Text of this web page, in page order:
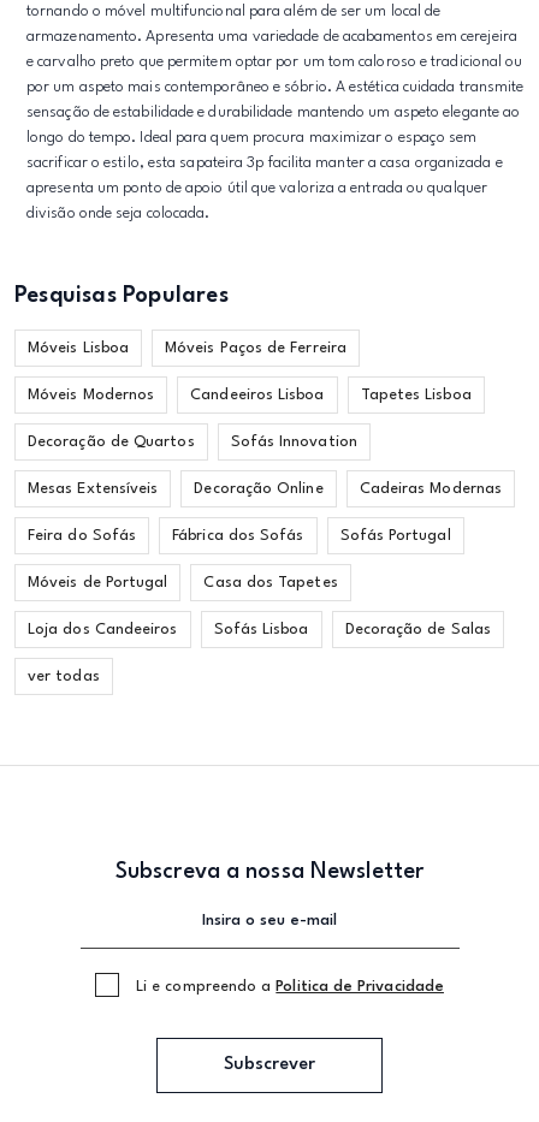
tornando o móvel multifuncional para além de ser um local de
armazenamento. Apresenta uma variedade de acabamentos em cerejeira
e carvalho preto que permitem optar por um tom caloroso e tradicional ou
por um aspeto mais contemporâneo e sóbrio. A estética cuidada transmite
sensação de estabilidade e durabilidade mantendo um aspeto elegante ao
longo do tempo. Ideal para quem procura maximizar o espaço sem
sacrificar o estilo, esta sapateira 3p facilita manter a casa organizada e
apresenta um ponto de apoio útil que valoriza a entrada ou qualquer
divisão onde seja colocada.
Pesquisas Populares
Móveis Lisboa Móveis Paços de Ferreira
Móveis Modernos Candeeiros Lisboa Tapetes Lisboa
Decoração de Quartos Sofás Innovation
Mesas Extensíveis Decoração Online Cadeiras Modernas
Feira do Sofás Fábrica dos Sofás Sofás Portugal
Móveis de Portugal Casa dos Tapetes
Loja dos Candeeiros Sofás Lisboa Decoração de Salas
ver todas
Subscreva a nossa Newsletter
Li e compreendo a Politica de Privacidade
Subscrever